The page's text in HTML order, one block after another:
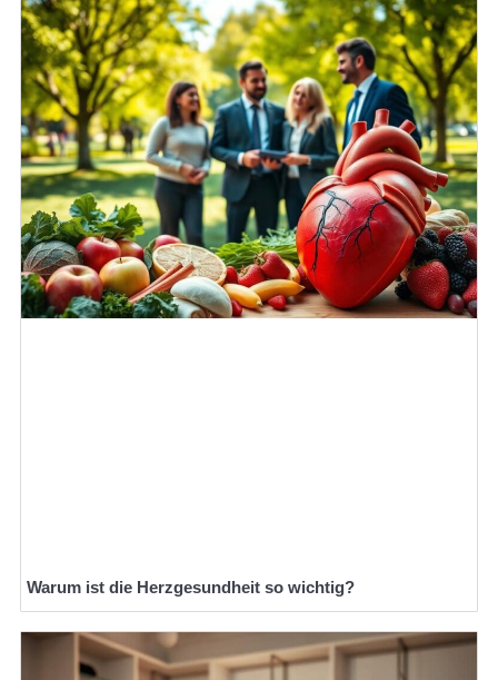
Warum ist die Herzgesundheit so wichtig?